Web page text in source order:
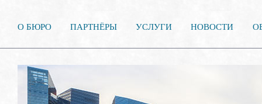
О БЮРО ПАРТНЁРЫ УСЛУГИ НОВОСТИ